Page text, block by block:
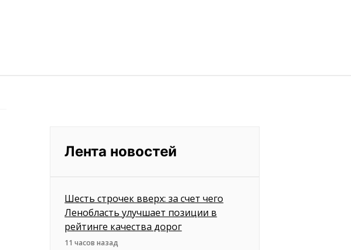
Лента новостей
Шесть строчек вверх: за счет чего
Ленобласть улучшает позиции в
рейтинге качества дорог
11 часов назад